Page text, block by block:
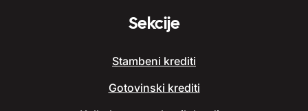
Sekcije
Stambeni krediti
Gotovinski krediti